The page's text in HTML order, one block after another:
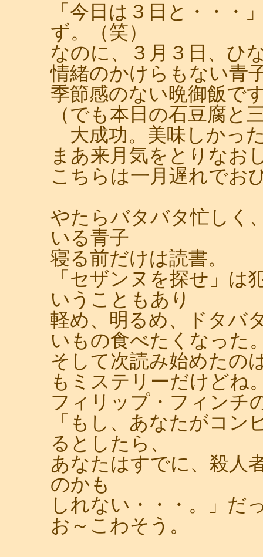
「今日は３日と・・・
ず。（笑）
なのに、３月３日、ひ
情緒のかけらもない青
季節感のない晩御飯で
（でも本日の石豆腐と
大成功。美味しかっ
まあ来月気をとりなお
こちらは一月遅れでお
やたらバタバタ忙しく
いる青子
寝る前だけは読書。
「セザンヌを探せ」は
いうこともあり
軽め、明るめ、ドタバ
いもの食べたくなった
そして次読み始めたの
もミステリーだけどね
フィリップ・フィンチ
「もし、あなたがコ
るとしたら、
あなたはすでに、殺人
のかも
しれない・・・。」だ
お～こわそう。